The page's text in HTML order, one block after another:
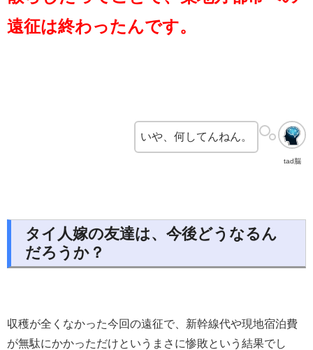
遠征は終わったんです。
tad脳
いや、何してんねん。
タイ人嫁の友達は、今後どうなるん
だろうか？
収穫が全くなかった今回の遠征で、新幹線代や現地宿泊費
が無駄にかかっただけというまさに惨敗という結果でし